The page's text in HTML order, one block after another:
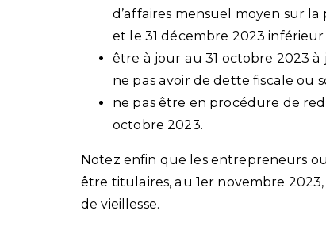
d’affaires mensuel moyen sur
et le 31 décembre 2023 inférieur
être à jour au 31 octobre 2023
ne pas avoir de dette fiscale ou
ne pas être en procédure de
octobre 2023.
Notez enfin que les entrepreneurs
être titulaires, au 1er novembre
de vieillesse.